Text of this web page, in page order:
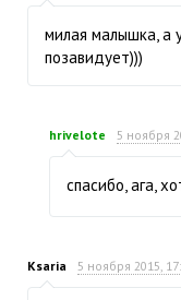
милая малышка, а
позавидует)))
hrivelote 5 ноября
спасибо, ага,
Ksaria 5 ноября 2015,